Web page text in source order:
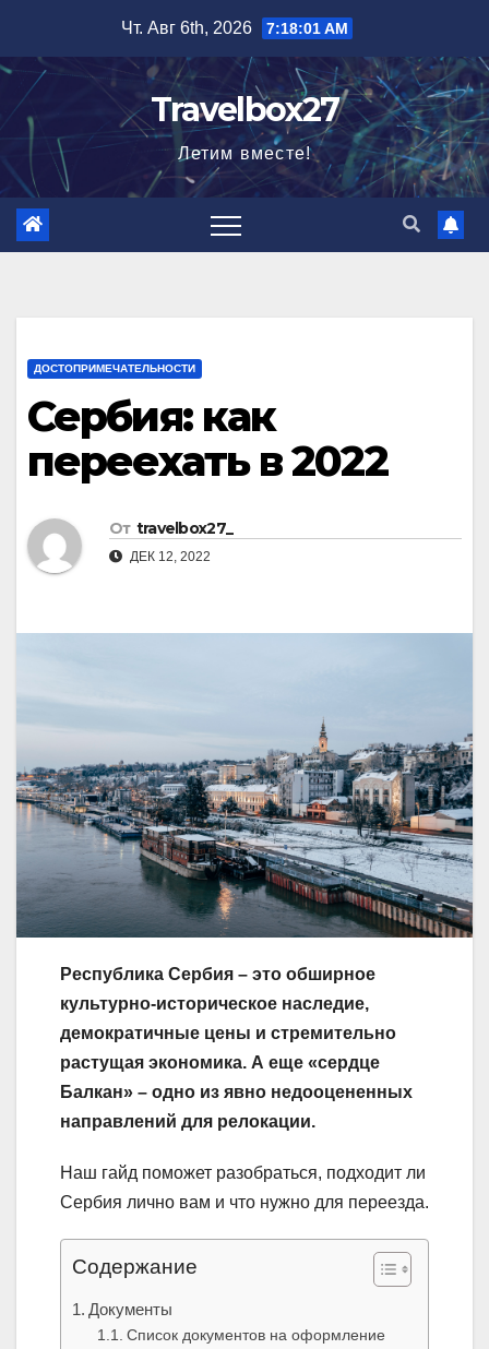
содержимому
Чт. Авг 6th, 2026 7:18:02 AM
Travelbox27
Летим вместе!
ДОСТОПРИМЕЧАТЕЛЬНОСТИ
Сербия: как
переехать в 2022
От travelbox27_
ДЕК 12, 2022
Республика Сербия – это обширное
культурно-историческое наследие,
демократичные цены и стремительно
растущая экономика. А еще «сердце
Балкан» – одно из явно недооцененных
направлений для релокации.
Наш гайд поможет разобраться, подходит ли
Сербия лично вам и что нужно для переезда.
Содержание
Документы
Список документов на оформление